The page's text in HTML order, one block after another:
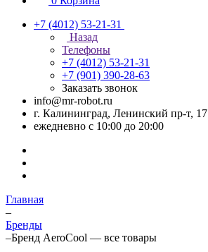
+7 (4012) 53-21-31
Назад
Телефоны
+7 (4012) 53-21-31
+7 (901) 390-28-63
Заказать звонок
info@mr-robot.ru
г. Калининград, Ленинский пр-т, 17
ежедневно с 10:00 до 20:00
Главная
–
Бренды
–Бренд AeroCool — все товары